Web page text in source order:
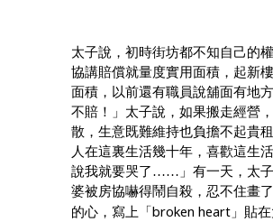
太子說，初時街坊都不知自己的
協講賠償就量度實用面積，起新
面積，以前還有職員說舖面有地方
不賠！」太子說，如果搬走經營
散，生意既難維持也負擔不起貴
人在這裏生活幾十年，喜歡這生
說我就要哭了……」有一天，太
婆被房協嚇得鬧自殺，忍不住畫
的心，寫上「 broken heart 」貼